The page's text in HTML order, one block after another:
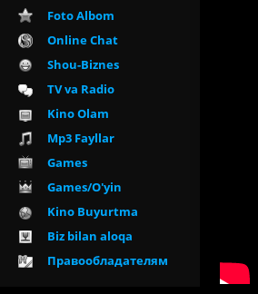
Foto Albom
Online Chat
Shou-Biznes
TV va Radio
Kino Olam
Mp3 Fayllar
Games
Games/O'yin
Kino Buyurtma
Biz bilan aloqa
Правообладателям